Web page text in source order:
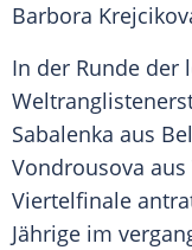
Barbora
In der Runde der
Sabalenka aus
Vondrousova aus
Viertelfinale
Jährige im